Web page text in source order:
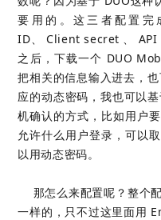
要用的。这三者配置
ID、 Client secret 、 API
之后，下载一个 DUO
把相关的信息输入进去，
应的动态密码，我也可以
机确认的方式，比如用户
允许什么用户登录，可以
以用动态密码。
那怎么来配置呢？整个
一样的，只不过这里面用